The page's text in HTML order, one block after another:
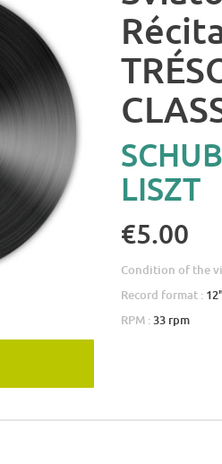
LISZT
€5.00
Condition of the
Record format :
RPM : 33 rpm